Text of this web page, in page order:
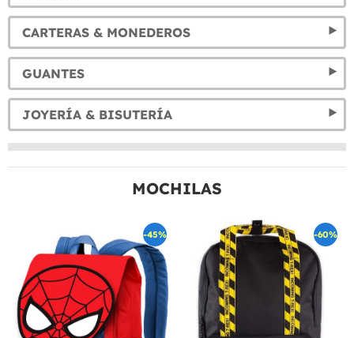
CARTERAS & MONEDEROS
GUANTES
JOYERÍA & BISUTERÍA
MOCHILAS
-45% -60%